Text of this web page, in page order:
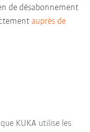
de désabonnement
auprès de
KUKA utilise les